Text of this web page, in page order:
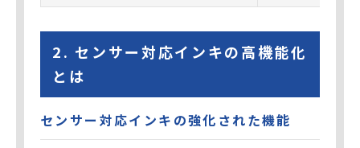
2. センサー対応インキの高機能化
とは
センサー対応インキの強化された機能